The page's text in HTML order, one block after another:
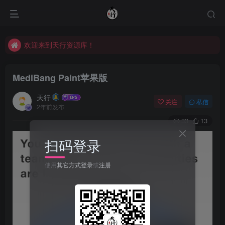
欢迎来到天行资源库！
MediBang Paint苹果版
天行
2年前发布
关注 私信
33 13
扫码登录
使用其它方式登录或注册